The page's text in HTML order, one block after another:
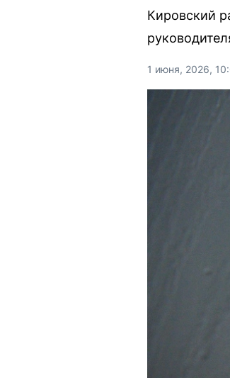
Кировский
1 июня, 2026,